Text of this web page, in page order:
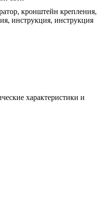
кронштейн крепления,
инструкция, инструкция
характеристики и